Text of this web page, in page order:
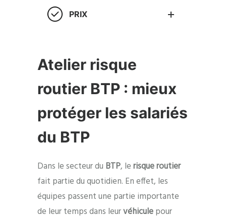
PRIX
Atelier risque
routier BTP : mieux
protéger les salariés
du BTP
Dans le secteur du BTP, lerisque routier
fait partie du quotidien. En effet, les
équipes passent une partie importante
de leur temps dans leurvéhiculepour